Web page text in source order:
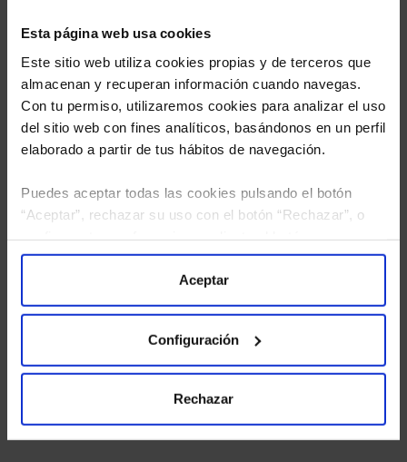
Esta página web usa cookies
Este sitio web utiliza cookies propias y de terceros que
almacenan y recuperan información cuando navegas.
Con tu permiso, utilizaremos cookies para analizar el uso
del sitio web con fines analíticos, basándonos en un perfil
elaborado a partir de tus hábitos de navegación.
Puedes aceptar todas las cookies pulsando el botón
“Aceptar”, rechazar su uso con el botón “Rechazar”, o
“Configuración”. Consulta nuestraPolítica
para más información.
Aceptar
Configuración
Rechazar
He leído